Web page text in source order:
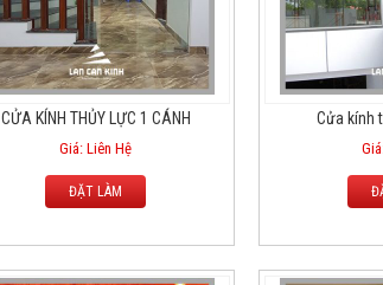
CỬA KÍNH THỦY LỰC 1 CÁNH
Giá: Liên Hệ
ĐẶT LÀM
Cửa kính